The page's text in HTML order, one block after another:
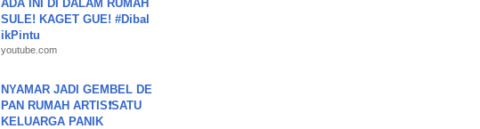
ADA INI DI DALAM RUMAH
SULE! KAGET GUE! #Dibal
ikPintu
youtube.com
NYAMAR JADI GEMBEL DE
PAN RUMAH ARTIS❗SATU
KELUARGA PANIK